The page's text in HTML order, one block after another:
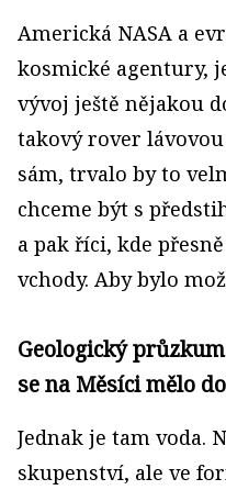
Americká NASA a
kosmické agentury,
vývoj ještě nějakou
takový rover
sám, trvalo by to
chceme být s
a pak říci, kde
vchody. Aby bylo
Geologický
se na Měsíci mělo
Jednak je tam voda.
skupenství, ale ve